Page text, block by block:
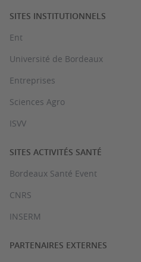
SITES INSTITUTIONNELS
Ent
Université de Bordeaux
Entreprises
Sciences Agro
ISVV
SITES ACTIVITÉS SANTÉ
Bordeaux Santé Event
CNRS
INSERM
PARTENAIRES EXTERNES